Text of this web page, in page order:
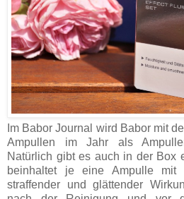
Im Babor Journal wird Babor mit
Ampullen im Jahr als
Natürlich gibt es auch in der Box
beinhaltet je eine Ampulle mit
straffender und glättender